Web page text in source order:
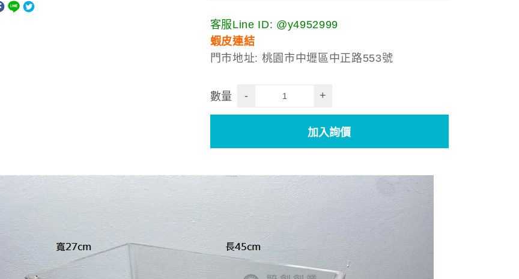
客服Line ID: @y4952999
蝦皮連結
門市地址: 桃園市中壢區中正路553號
數量 - +
加入詢價